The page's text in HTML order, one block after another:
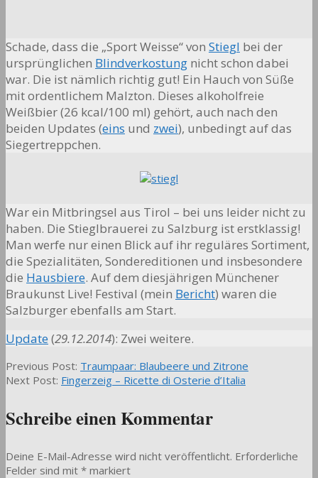
Schade, dass die „Sport Weisse“ von Stiegl bei der
ursprünglichen Blindverkostung nicht schon dabei
war. Die ist nämlich richtig gut! Ein Hauch von Süße
mit ordentlichem Malzton. Dieses alkoholfreie
Weißbier (26 kcal/100 ml) gehört, auch nach den
beiden Updates (eins und zwei), unbedingt auf das
Siegertreppchen.
War ein Mitbringsel aus Tirol – bei uns leider nicht zu
haben. Die Stieglbrauerei zu Salzburg ist erstklassig!
Man werfe nur einen Blick auf ihr reguläres Sortiment,
die Spezialitäten, Sondereditionen und insbesondere
die Hausbiere. Auf dem diesjährigen Münchener
Braukunst Live! Festival (mein Bericht) waren die
Salzburger ebenfalls am Start.
Update (29.12.2014): Zwei weitere.
2013-
09-
Previous Post: Traumpaar: Blaubeere und Zitrone
Next Post: Fingerzeig – Ricette di Osterie d’Italia
Schreibe einen Kommentar
Deine E-Mail-Adresse wird nicht veröffentlicht. Erforderliche
Felder sind mit * markiert